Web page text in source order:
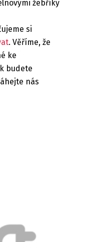
žebříky
si
. Věříme, že
ke
budete
nás